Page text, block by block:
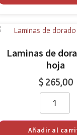
Laminas de
hoja
$265,00
Añadir al